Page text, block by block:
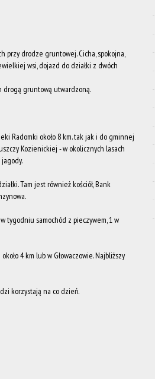
przy drodze gruntowej. Cicha, spokojna,
wsi, dojazd do działki z dwóch
drogą gruntową utwardzoną.
Radomki około 8 km. tak jak i do gminnej
Kozienickiej - w okolicznych lasach
Tam jest również kościół, Bank
tygodniu samochód z pieczywem, 1 w
4 km lub w Głowaczowie. Najbliższy
korzystają na co dzień.